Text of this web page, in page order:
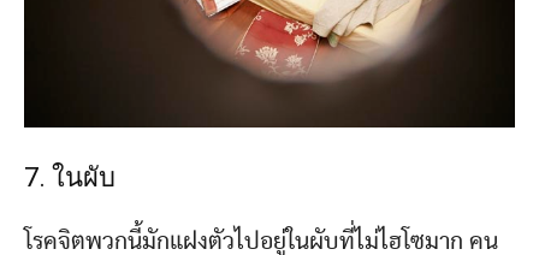
7. ในผับ
โรคจิตพวกนี้มักแฝงตัวไปอยู่ในผับที่ไม่ไฮโซมาก คน